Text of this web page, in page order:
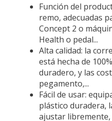
Función del
remo, adecuadas
Concept 2 o
Health o pedal...
Alta calidad: la
está hecha de
duradero, y las
pegamento,...
Fácil de usar:
plástico duradera,
ajustar libremente,